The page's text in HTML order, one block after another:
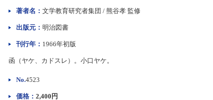
本
著者名： 文学教育研究者集団 / 熊谷孝 監修
出版元： 明治図書
刊行年： 1966年初版
函（ヤケ、カドスレ）。小口ヤケ。
No.4523
価格： 2,400円